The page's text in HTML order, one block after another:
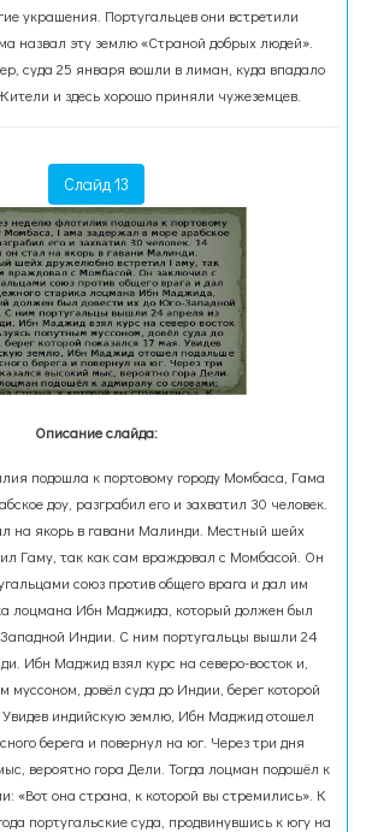
украшения. Португальцев они встретили
назвал эту землю «Страной добрых людей».
суда 25 января вошли в лиман, куда впадало
и здесь хорошо приняли чужеземцев.
Слайд 13
Описание слайда:
подошла к портовому городу Момбаса, Гама
доу, разграбил его и захватил 30 человек.
на якорь в гавани Малинди. Местный шейх
Гаму, так как сам враждовал с Момбасой. Он
союз против общего врага и дал им
лоцмана Ибн Маджида, который должен был
Индии. С ним португальцы вышли 24
Ибн Маджид взял курс на северо-восток и,
муссоном, довёл суда до Индии, берег которой
Увидев индийскую землю, Ибн Маджид отошел
берега и повернул на юг. Через три дня
вероятно гора Дели. Тогда лоцман подошёл к
«Вот она страна, к которой вы стремились». К
португальские суда, продвинувшись к югу на